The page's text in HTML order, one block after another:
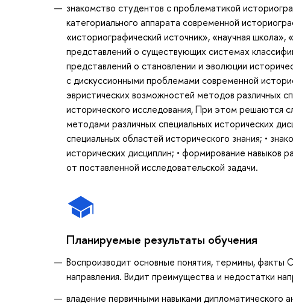
знакомство студентов с проблематикой
категориального аппарата современной
«историографический источник», «научная
представлений о существующих системах
представлений о становлении и эволюции
с дискуссионными проблемами современной
эвристических возможностей методов различных
исторического исследования, При этом решаются
методами различных специальных исторических
специальных областей исторического знания; •
исторических дисциплин; • формирование навыков
от поставленной исследовательской задачи.
Планируемые результаты обучения
Воспроизводит основные понятия, термины, факты
направления. Видит преимущества и недостатки
владение первичными навыками дипломатического